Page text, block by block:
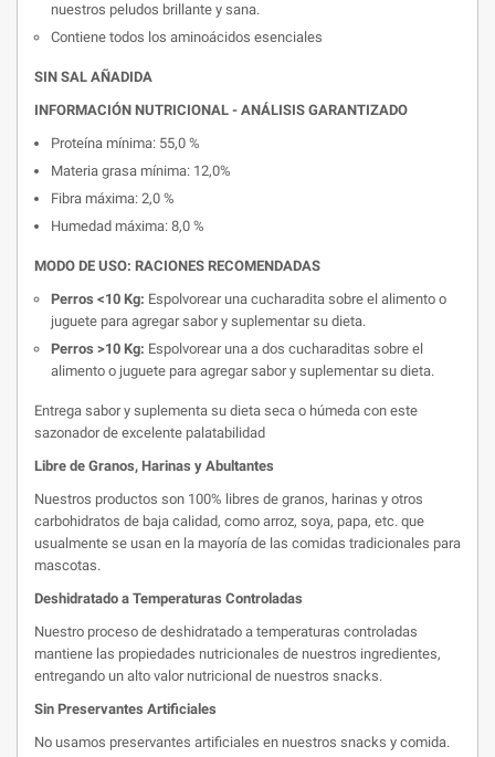
nuestros peludos brillante y sana.
Contiene todos los aminoácidos esenciales
SIN SAL AÑADIDA
INFORMACIÓN NUTRICIONAL - ANÁLISIS GARANTIZADO
Proteína mínima: 55,0 %
Materia grasa mínima: 12,0%
Fibra máxima: 2,0 %
Humedad máxima: 8,0 %
MODO DE USO: RACIONES RECOMENDADAS
Perros <10 Kg: Espolvorear una cucharadita sobre el alimento o
juguete para agregar sabor y suplementar su dieta.
Perros >10 Kg: Espolvorear una a dos cucharaditas sobre el
alimento o juguete para agregar sabor y suplementar su dieta.
Entrega sabor y suplementa su dieta seca o húmeda con este
sazonador de excelente palatabilidad
Libre de Granos, Harinas y Abultantes
Nuestros productos son 100% libres de granos, harinas y otros
carbohidratos de baja calidad, como arroz, soya, papa, etc. que
usualmente se usan en la mayoría de las comidas tradicionales para
mascotas.
Deshidratado a Temperaturas Controladas
Nuestro proceso de deshidratado a temperaturas controladas
mantiene las propiedades nutricionales de nuestros ingredientes,
entregando un alto valor nutricional de nuestros snacks.
Sin Preservantes Artificiales
No usamos preservantes artificiales en nuestros snacks y comida.